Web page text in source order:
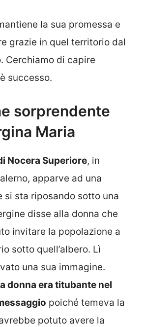
la sua promessa e
grazie in quel territorio dal
Cerchiamo di capire
successo.
sorprendente
Maria
Nocera Superiore, in
apparve ad una
si sta riposando sotto una
disse alla donna che
invitare la popolazione a
sotto quell’albero. Lì
una sua immagine.
donna era titubante nel
poiché temeva la
potuto avere la